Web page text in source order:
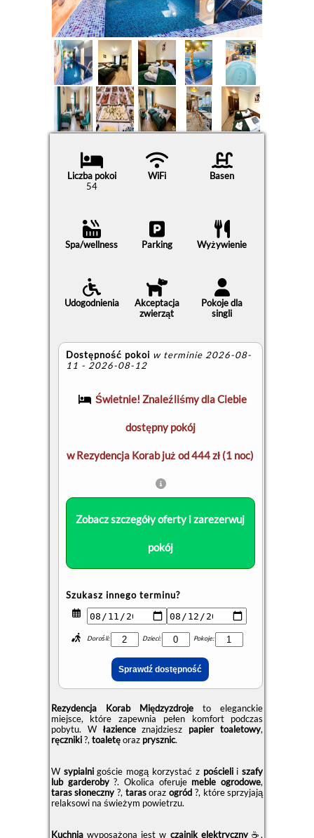
Liczba pokoi
54
WiFi Basen
Spa/wellness Parking Wyżywienie
Udogodnienia
Akceptacja
zwierząt
Pokoje dla
singli
Dostępność pokoi w terminie 2026-08-
11 - 2026-08-12
Świetnie! Znaleźliśmy dla Ciebie
dostępny pokój
w Rezydencja Korab już od 444 zł (1 noc)
Zobacz szczegóły oferty i zarezerwuj
pokój
Szukasz innego terminu?
Dorośli: Dzieci: Pokoje:
Rezydencja Korab Międzyzdroje to eleganckie
miejsce, które zapewnia pełen komfort podczas
pobytu. W łazienceznajdziesz papier toaletowy,
ręczniki?,toaletęoraz prysznic.
W sypialnigoście mogą korzystać z pościeliiszafy
lub garderoby?. Okolica oferuje meble ogrodowe,
taras słoneczny ?, tarasorazogród ?, które sprzyjają
relaksowi na świeżym powietrzu.
Kuchniawyposażona jest w czajnik elektryczny☕,